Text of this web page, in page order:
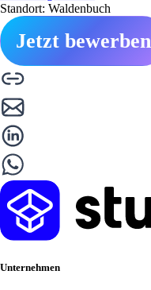
Standort: Waldenbuch
Jetzt bewerben
Unternehmen